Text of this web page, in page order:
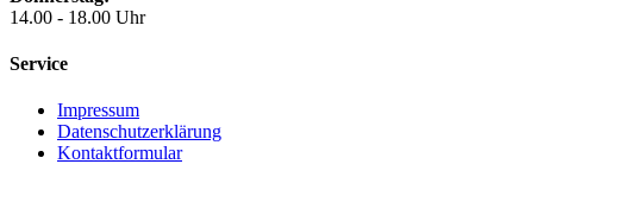
14.00 - 18.00 Uhr
Service
Impressum
Datenschutzerklärung
Kontaktformular